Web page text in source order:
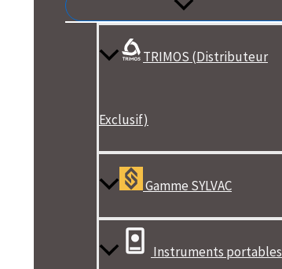
TRIMOS (Distributeur
Exclusif)
Gamme SYLVAC
Instruments portables